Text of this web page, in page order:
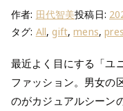
作者: 田代智美投稿日:
タグ: All, gift,mens,
最近よく目にする「ユ
ファッション。男女の
のがカジュアルシーン